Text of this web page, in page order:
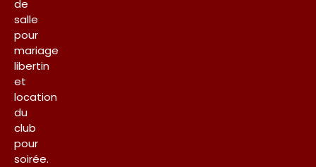
de
salle
pour
mariage
libertin
et
location
du
club
pour
soirée.